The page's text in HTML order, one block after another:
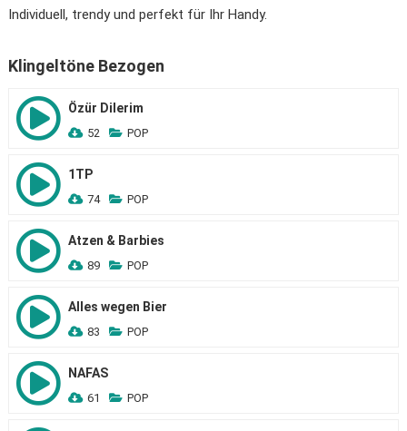
Individuell, trendy und perfekt für Ihr Handy.
Klingeltöne Bezogen
Özür Dilerim
52 POP
1TP
74 POP
Atzen & Barbies
89 POP
Alles wegen Bier
83 POP
NAFAS
61 POP